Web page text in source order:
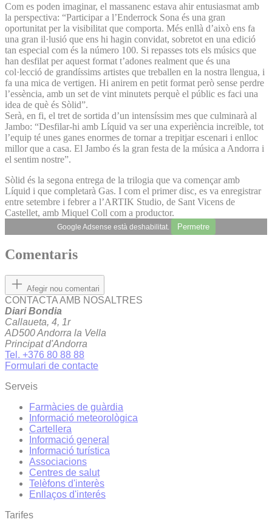
Com es poden imaginar, el massanenc estava ahir entusiasmat amb
la perspectiva: “Participar a l’Enderrock Sona és una gran
oportunitat per la visibilitat que comporta. Més enllà d’això ens fa
una gran il·lusió que ens hi hagin convidat, sobretot en una edició
tan especial com és la número 100. Si repasses tots els músics que
han desfilat per aquest format t’adones realment que és una
col·lecció de grandíssims artistes que treballen en la nostra llengua, i
fa una mica de vertigen. Hi anirem en petit format però sense perdre
l’essència, amb un set de vint minutets perquè el públic es faci una
idea de què és Sòlid”.
Serà, en fi, el tret de sortida d’un intensíssim mes que culminarà al
Jambo: “Desfilar-hi amb Líquid va ser una experiència increïble, tot
l’equip té unes ganes enormes de tornar a trepitjar escenari i enlloc
millor que a casa. El Jambo és la gran festa de la música a Andorra i
el sentim nostre”.
Sòlid és la segona entrega de la trilogia que va començar amb
Líquid i que completarà Gas. I com el primer disc, es va enregistrar
entre setembre i febrer a l’ARTIK Studio, de Sant Vicens de
Castellet, amb Miquel Coll com a productor.
Google Adsense està deshabilitat. Permetre
Comentaris
Afegir nou comentari
CONTACTA AMB NOSALTRES
Diari Bondia
Callaueta, 4, 1r
AD500 Andorra la Vella
Principat d'Andorra
Tel. +376 80 88 88
Formulari de contacte
Serveis
Farmàcies de guàrdia
Informació meteorològica
Cartellera
Informació general
Informació turística
Associacions
Centres de salut
Telèfons d'interès
Enllaços d'interés
Tarifes